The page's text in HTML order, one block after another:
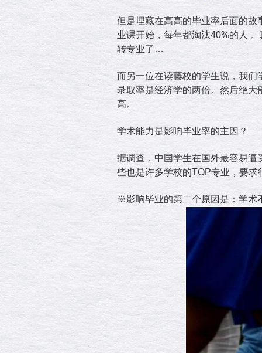
但是埋藏在高高的毕业率后面的
业课开始，每年都淘汰40%的人
转专业了…
而另一位在读藤校的学生说，我
录取率是经济学的两倍。然后绝
高。
学术能力是影响毕业率的主因？
据调查，中国学生在国外最容易
些也是许多学校的TOP专业，要
※影响毕业的第二个原因是：学术